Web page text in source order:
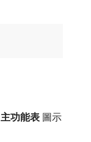
主功能表 ​圖示